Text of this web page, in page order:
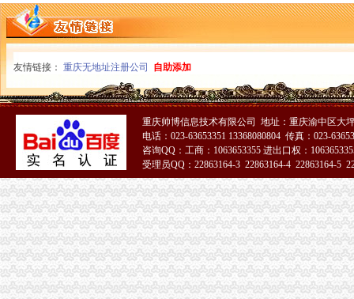
璧山局暨消委会隆重举行“3.15”重庆公司注销国际消费者权益日纪念活动
北部新区局重庆营业执照注销葡萄酒专项行动初见成效
2010年重庆市重庆营业执照注销流通领域和轻柴油质量监测况
全系统二月份食品市重庆税务注销场整效果明显
市重庆公司注销局进一步加流通环节乳制品抽样检验工作
市重庆公司注销局执法局捣毁一销售虚宣中高考复习资料窝点
重庆出台个企业信用信息征集和公开管理规范文件
巫溪局重庆营业执照注销文峰所以行政指导为载体服务微型企业发展
万州局重庆分公司注销微型企业发展和12315消费维权进村居两项工作纳入地方
重庆市重庆代办公司工程建设领域招投标环节运用企业诚信信息试点工作正式
云局开展工商业务专场培训当好微企发展的重庆公司注销引路人
南岸局重庆分公司注销子石所成功调解一起因就餐引起人身意外伤害案消费者
巴南局重庆分公司注销注重三整商标印制行业见成效
合川局重庆税务注销多措并举确保2011年批微型企业创业扶持培训圆满完成
波局重庆营业执照注销长到潼南局调研
波局重庆公司注销长到合川局调研
友情链接： 重庆无地址注册公司 自助添加
重庆帅博信息技术有限公司 地址：重庆渝中区大
电话：023-63653351 13368080804 传真：023-
咨询QQ：工商：1063653355 进出口权：
受理员QQ：22863164-3 22863164-4 22863164-5